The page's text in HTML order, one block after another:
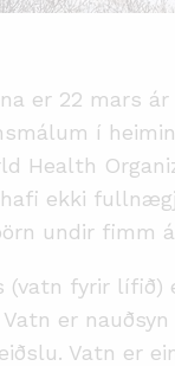
er 22 mars
í
Health
ekki
undir fimm
(vatn fyrir
er
Vatn er